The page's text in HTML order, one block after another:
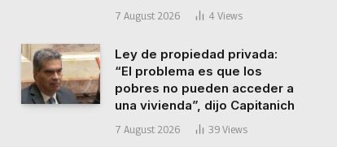
7 August 2026 4 Views
Ley de propiedad privada:
“El problema es que los
pobres no pueden acceder a
una vivienda”, dijo Capitanich
7 August 2026 39 Views